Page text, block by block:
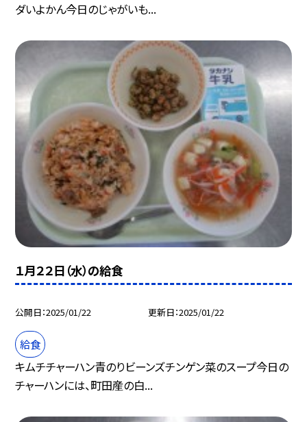
ダいよかん今日のじゃがいも...
１月２２日（水）の給食
公開日 2025/01/22 更新日 2025/01/22
給食
キムチチャーハン青のりビーンズチンゲン菜のスープ今日の
チャーハンには、町田産の白...